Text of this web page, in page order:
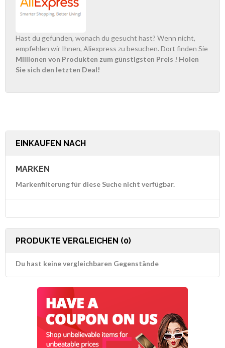
Hast du gefunden, wonach du gesucht hast? Wenn nicht,
empfehlen wir Ihnen, Aliexpress zu besuchen. Dort finden Sie
Millionen von Produkten zum günstigsten Preis ! Holen
Sie sich den letzten Deal!
EINKAUFEN NACH
MARKEN
Markenfilterung für diese Suche nicht verfügbar.
PRODUKTE VERGLEICHEN (0)
Du hast keine vergleichbaren Gegenstände